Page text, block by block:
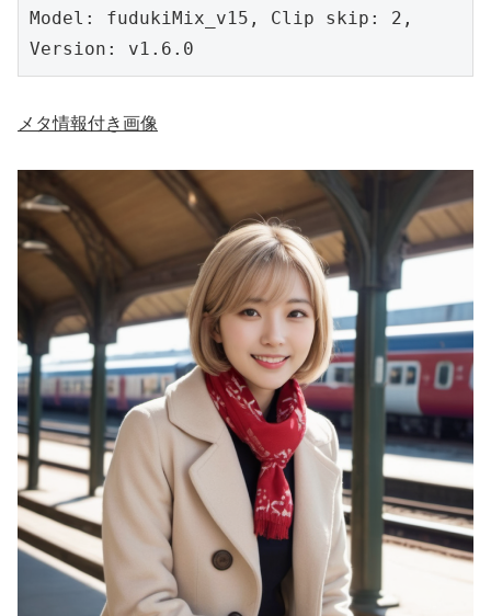
Model: fudukiMix_v15, Clip skip: 2,
Version: v1.6.0
メタ情報付き画像